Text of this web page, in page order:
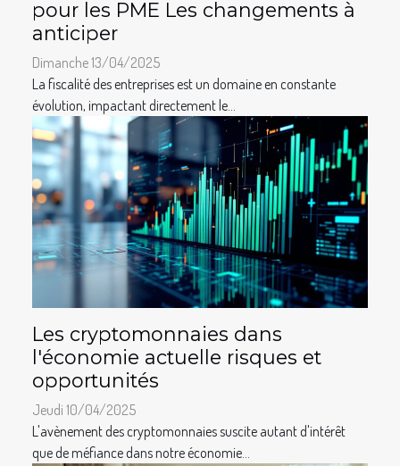
pour les PME Les changements à
anticiper
Dimanche 13/04/2025
La fiscalité des entreprises est un domaine en constante
évolution, impactant directement le...
Les cryptomonnaies dans
l'économie actuelle risques et
opportunités
Jeudi 10/04/2025
L'avènement des cryptomonnaies suscite autant d'intérêt
que de méfiance dans notre économie...